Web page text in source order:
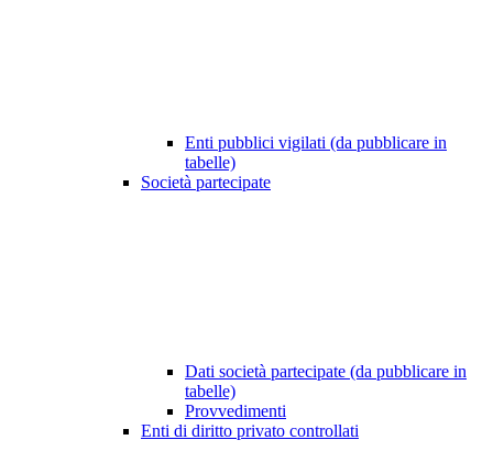
Enti pubblici vigilati (da pubblicare in
tabelle)
Società partecipate
Dati società partecipate (da pubblicare in
tabelle)
Provvedimenti
Enti di diritto privato controllati